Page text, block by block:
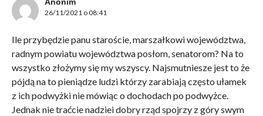
Anonim
26/11/2021 o 08:41
Ile przybędzie panu staroście, marszałkowi województwa,
radnym powiatu województwa posłom, senatorom? Na to
wszystko złożymy się my wszyscy. Najsmutniesze jest to że
pójdą na to pieniądze ludzi którzy zarabiają często ułamek
z ich podwyżki nie mówiąc o dochodach po podwyżce.
Jednak nie traćcie nadziei dobry rząd spojrzy z góry swym